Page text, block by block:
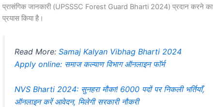
प्रासंगिक जानकारी (UPSSSC Forest Guard Bharti 2024) प्रदान करने का
प्रयास किया है।
Read More: Samaj Kalyan Vibhag Bharti 2024
Apply online: समाज कल्याण विभाग ऑनलाइन फॉर्म
NVS Bharti 2024: सुनहरा मौका! 6000 पदों पर निकली भर्तियाँ,
ऑनलाइन करें आवेदन, मिलेगी सरकारी नौकरी